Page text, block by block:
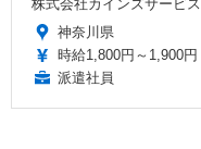
株式会社カインズサービス
神奈川県
時給1,800円～1,900円
派遣社員